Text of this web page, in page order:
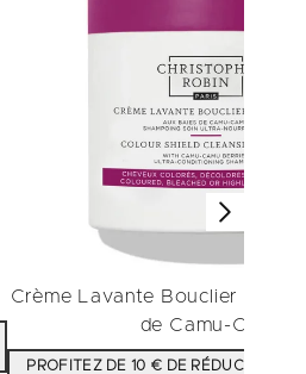
Crème Lavante Bouclier
de Camu-Camu
PROFITEZ DE 10 € DE RÉDUCTION À